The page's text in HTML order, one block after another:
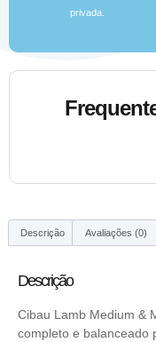
privada.
Descrição Avaliações (0)
Descrição
Cibau Lamb Medium &
completo e balanceado